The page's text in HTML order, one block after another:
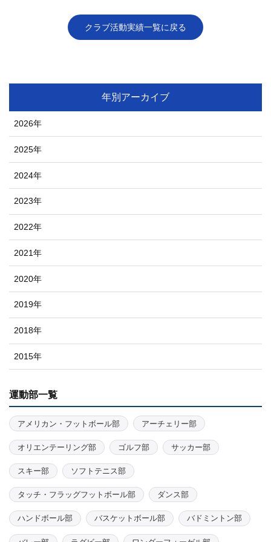
クラブ活動実績一覧に戻る
年別アーカイブ
2026年
2025年
2024年
2023年
2022年
2021年
2020年
2019年
2018年
2015年
運動部一覧
アメリカン・フットボール部 アーチェリー部
オリエンテーリング部 ゴルフ部 サッカー部
スキー部 ソフトテニス部
タッチ・フラッグフットボール部 ダンス部
ハンドボール部 バスケットボール部 バドミントン部